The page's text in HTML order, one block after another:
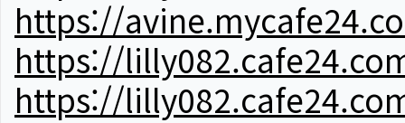
https://
https://
https://